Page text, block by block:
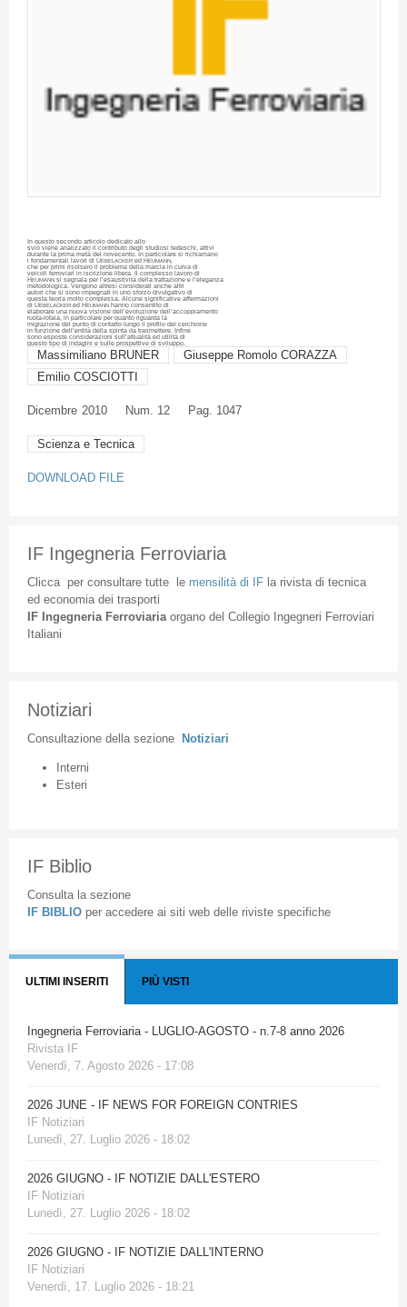
In questo secondo articolo dedicato allo
svio viene analizzato il contributo degli studiosi tedeschi
attivi
durantela prima metàdel novecento. In particolare si richiamano
i fondamentali lavori di EBELACKER ed HEUMANN,
cheper primi risolsero il problema della marciain curva di
veicoli ferroviari in iscrizione libera. Il complesso lavoro di
HEUMANN si segnalaper l’esaustività della trattazionee l’eleganza
metodologica. Vengono altresì considerati anche altri
autori che si sono impegnati in uno sforzo divulgativo di
questa teoria molto complessa. Alcune significative affermazioni
di
EBELACKER ed HEUMANN hanno consentito di
elaborare una nuova visione dell’evoluzione dell’accoppiamento
ruota-rotaia, in particolareper quanto riguardala
migrazionedel punto di contatto lungo il profilodel cerchione
in funzione dell’entità della spinta da trasmettere.
Infine
sono esposte considerazioni sull’attualità ed utilità di
questo tipo di indagini e sulle prospettive di sviluppo.
Massimiliano BRUNER
Giuseppe Romolo CORAZZA
Emilio COSCIOTTI
Dicembre 2010 Num. 12 Pag. 1047
Scienza e Tecnica
DOWNLOAD FILE
IF Ingegneria Ferroviaria
Cliccaper consultare tuttele mensilità di IFla rivista di tecnica
ed economia dei trasporti
IF Ingegneria Ferroviaria organodel Collegio Ingegneri Ferroviari
Italiani
Notiziari
Consultazione della sezione Notiziari
Interni
Esteri
IF Biblio
Consulta la sezione
IF BIBLIO per accedere ai siti web delle riviste specifiche
ULTIMI INSERITI PIÙ VISTI
Ingegneria Ferroviaria - LUGLIO-AGOSTO - n.7-8 anno 2026
Rivista IF
Venerdì, 7. Agosto 2026 - 17:08
2026 JUNE - IF NEWS FOR FOREIGN CONTRIES
IF Notiziari
Lunedì, 27. Luglio 2026 - 18:02
2026 GIUGNO - IF NOTIZIE DALL'ESTERO
IF Notiziari
Lunedì, 27. Luglio 2026 - 18:02
2026 GIUGNO - IF NOTIZIE DALL'INTERNO
IF Notiziari
Venerdì, 17. Luglio 2026 - 18:21